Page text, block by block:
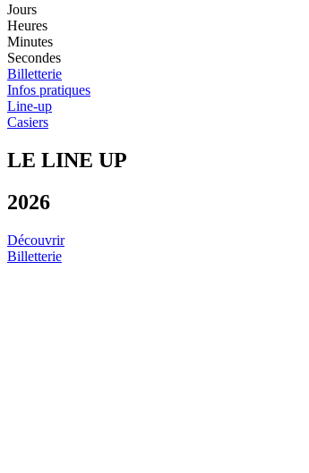
Jours
Heures
Minutes
Secondes
Billetterie
Infos pratiques
Line-up
Casiers
LE LINE UP
2026
Découvrir
Billetterie